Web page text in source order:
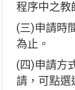
程序中之教
(三)申請時
為止。
(四)申請方
請，可點選